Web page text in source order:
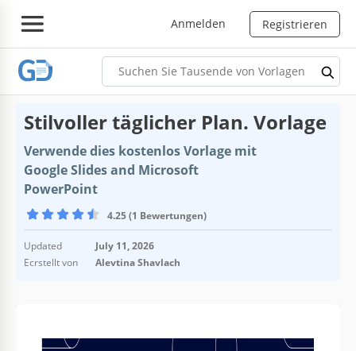
Anmelden Registrieren
Stilvoller täglicher Plan. Vorlage
Verwende dies kostenlos Vorlage mit
Google Slides and Microsoft
PowerPoint
4.25 (1 Bewertungen)
Updated
July 11, 2026
Ecrstellt von
Alevtina Shavlach